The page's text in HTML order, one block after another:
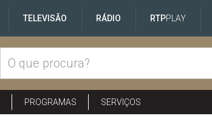
TELEVISÃO RÁDIO RTPPLAY
PROGRAMAS SERVIÇOS